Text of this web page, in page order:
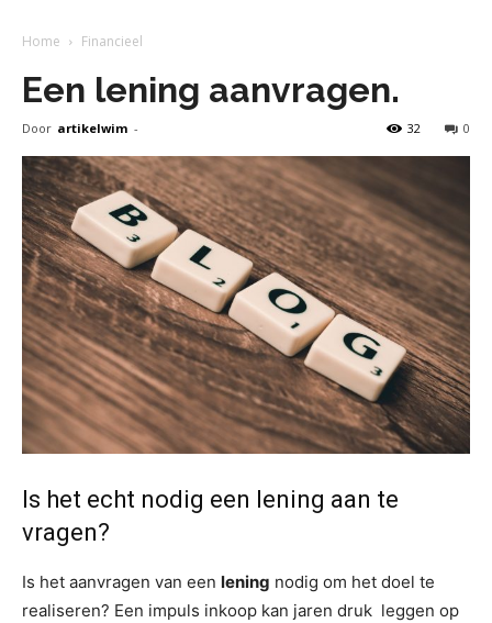
Home Financieel
Een lening aanvragen.
Door artikelwim - 0
32
Is het echt nodig een lening aan te
vragen?
Is het aanvragen van een lening nodig om het doel te
realiseren? Een impuls inkoop kan jaren druk leggen op